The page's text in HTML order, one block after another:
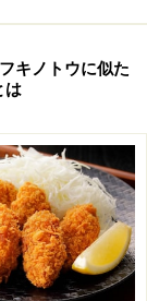
も…まずは
隠れているこ
キノトウに似た
は